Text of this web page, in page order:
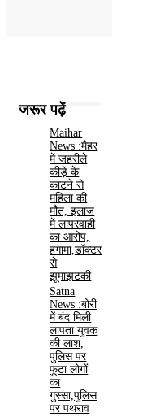
जरूर पढ़ें
Maihar
News :मैहर
में जहरीले
कीड़े के
काटने से
महिला की
मौत, इलाज
में लापरवाही
का आरोप,
हंगामा,डॉक्टर
से
झूमाझटकी
Satna
News :बोरी
में बंद मिली
लापता युवक
की लाश,
पुलिस पर
फूटा लोगों
का
गुस्सा,पुलिस
पर पथराव